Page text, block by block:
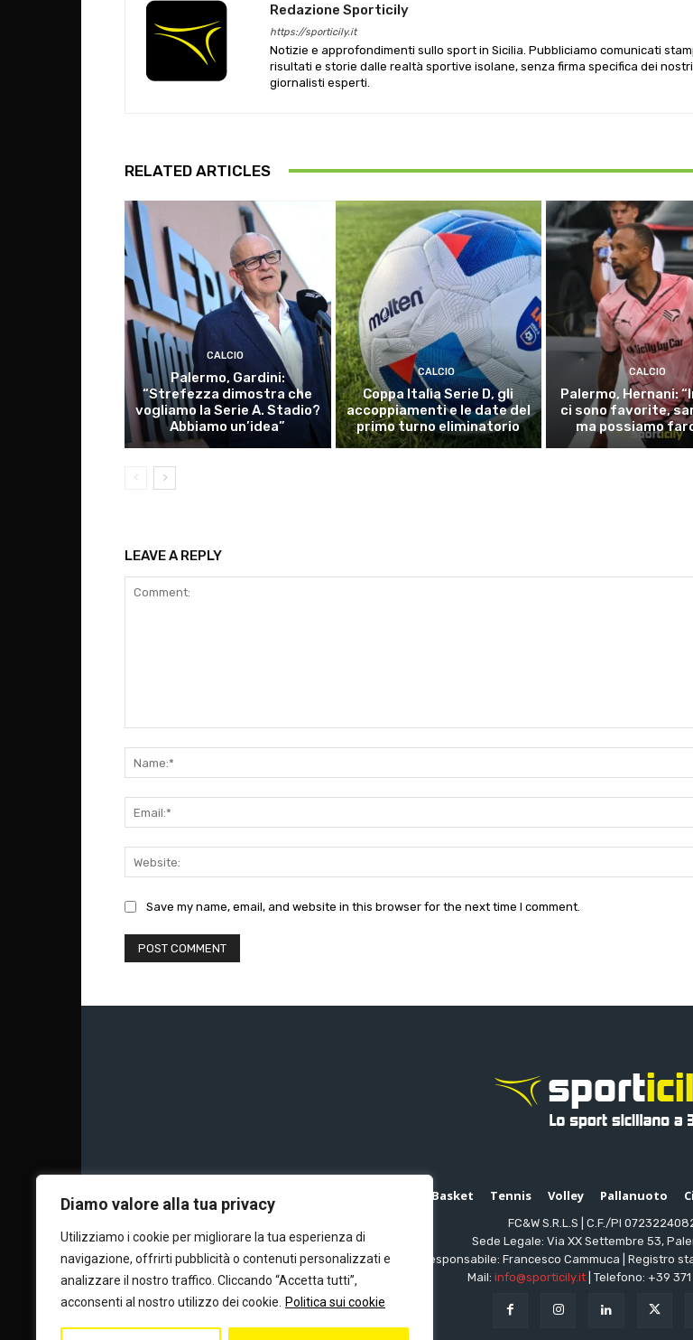
Diamo valore alla tua privacy
Utilizziamo i cookie per migliorare la tua esperienza di
navigazione, offrirti pubblicità o contenuti personalizzati e
analizzare il nostro traffico. Cliccando “Accetta tutti”,
acconsenti al nostro utilizzo dei cookie.
Politica sui cookie
Redazione Sporticily
https://sporticily.it
Notizie e approfondimenti sullo sport in Sicilia. Pubbliciamo comunicati
risultati e storie dalle realtà sportive isolane, senza firma specifica dei nostri
giornalisti esperti.
RELATED ARTICLES
CALCIO
Palermo, Gardini:
“Strefezza dimostra che
vogliamo la Serie A. Stadio?
Abbiamo un’idea”
CALCIO
Coppa Italia Serie D, gli
accoppiamenti e le date del
primo turno eliminatorio
CALCIO
Palermo, Hernani:
ci sono favorite,
ma possiamo
LEAVE A REPLY
Save my name, email, and website in this browser for the next time I comment.
Basket Tennis Volley Pallanuoto
FC&W S.R.L.S | C.F./PI
Sede Legale: Via XX Settembre 53,
Editore e direttore responsabile: Francesco Cammuca | Registro
Mail:info@sporticily.it | Telefono:+39